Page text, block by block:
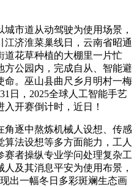
市道从动驾驶为使用场景，
济淮菜巢线日，云南省昭通
道花草种植的大棚里一片忙
公园内，完成自从、智能避
命。巫山县曲尺乡月明村一梅
日，2025全球人工智能手艺
开赛倒计时，近日！
逐中熬炼机械人设想、传感
法设想等多方面能力，工人
赛者操纵专业学问处理复杂工
及其消息平安为使用布景，
出一幅冬日多彩斑斓生态画